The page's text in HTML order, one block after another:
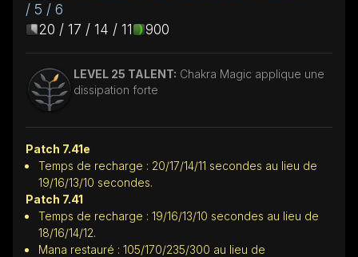
/ 5 / 6
20 / 17 / 14 / 11
900
LEVEL 25 TALENT: Chakra Magic applique une
dissipation forte
Patch 7.41e
Temps de recharge : 20/17/14/11 secondes au lieu de
19/16/13/10 secondes.
Patch 7.41
Temps de recharge : 19/16/13/10 secondes au lieu de
18/16/14/12.
Mana restauré : 105/170/235/300 au lieu de